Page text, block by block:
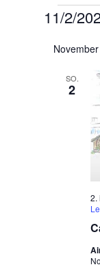
11/2/
wählen.
SO.
2
2.